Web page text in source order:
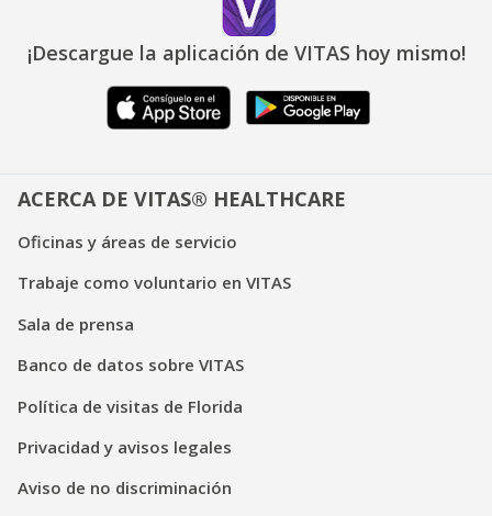
¡Descargue la aplicación de VITAS hoy mismo!
ACERCA DE VITAS® HEALTHCARE
Oficinas y áreas de servicio
Trabaje como voluntario en VITAS
Sala de prensa
Banco de datos sobre VITAS
Política de visitas de Florida
Privacidad y avisos legales
Aviso de no discriminación